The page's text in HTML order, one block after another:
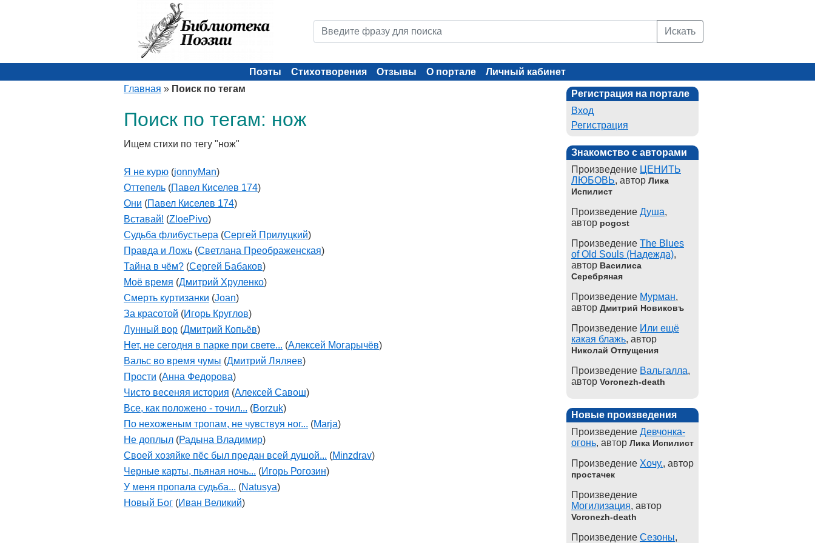
Искать
Поэты Стихотворения Отзывы О портале
Личный кабинет
Главная » Поиск по тегам
Поиск по тегам: нож
Ищем стихи по тегу "нож"
Я не курю (jonnyMan)
Оттепель (Павел Киселев 174)
Они (Павел Киселев 174)
Вставай! (ZloePivo)
Судьба флибустьера (Сергей Прилуцкий)
Правда и Ложь (Светлана Преображенская)
Тайна в чём? (Сергей Бабаков)
Моё время (Дмитрий Хруленко)
Смерть куртизанки (Joan)
За красотой (Игорь Круглов)
Лунный вор (Дмитрий Копьёв)
Нет, не сегодня в парке при свете... (Алексей Могарычёв)
Вальс во время чумы (Дмитрий Ляляев)
Прости (Анна Федорова)
Чисто весеняя история (Алексей Савош)
Все, как положено - точил... (Borzuk)
По нехоженым тропам, не чувствуя ног... (Marja)
Не доплыл (Радына Владимир)
Своей хозяйке пёс был предан всей душой... (Minzdrav)
Черные карты, пьяная ночь... (Игорь Рогозин)
У меня пропала судьба... (Natusya)
Новый Бог (Иван Великий)
Регистрация на портале
Вход
Регистрация
Знакомство с авторами
Произведение ЦЕНИТЬ
ЛЮБОВЬ, автор Лика
Испилист
Произведение Душа,
автор pogost
Произведение The Blues
of Old Souls (Надежда),
автор Василиса
Серебряная
Произведение Мурман,
автор Дмитрий Новиковъ
Произведение Или ещё
какая блажь, автор
Николай Отпущения
Произведение Вальгалла,
автор Voronezh-death
Новые произведения
Произведение Девчонка-
огонь, автор Лика Испилист
Произведение Хочу., автор
простачек
Произведение
Могилизация, автор
Voronezh-death
Произведение Сезоны,